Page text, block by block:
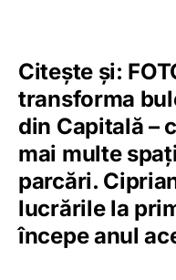
Citește și:
transforma
din Capitală –
mai multe
parcări.
lucrările la
începe anul